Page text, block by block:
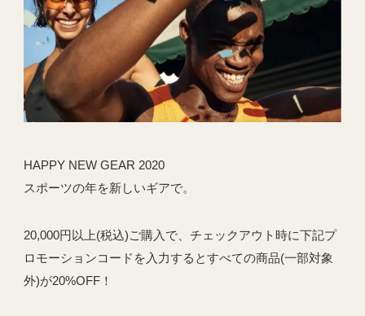
HAPPY NEW GEAR 2020
スポーツの年を新しいギアで。
20,000円以上(税込)ご購入で、チェックアウト時に下記プ
ロモーションコードを入力するとすべての商品(一部対象
外)が20%OFF！